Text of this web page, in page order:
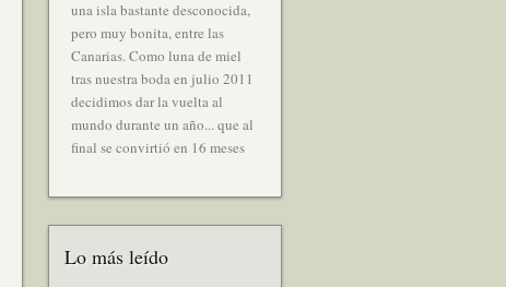
una isla bastante desconocida,
pero muy bonita, entre las
Canarias. Como luna de miel
tras nuestra boda en julio 2011
decidimos dar la vuelta al
mundo durante un año... que al
final se convirtió en 16 meses
Lo más leído